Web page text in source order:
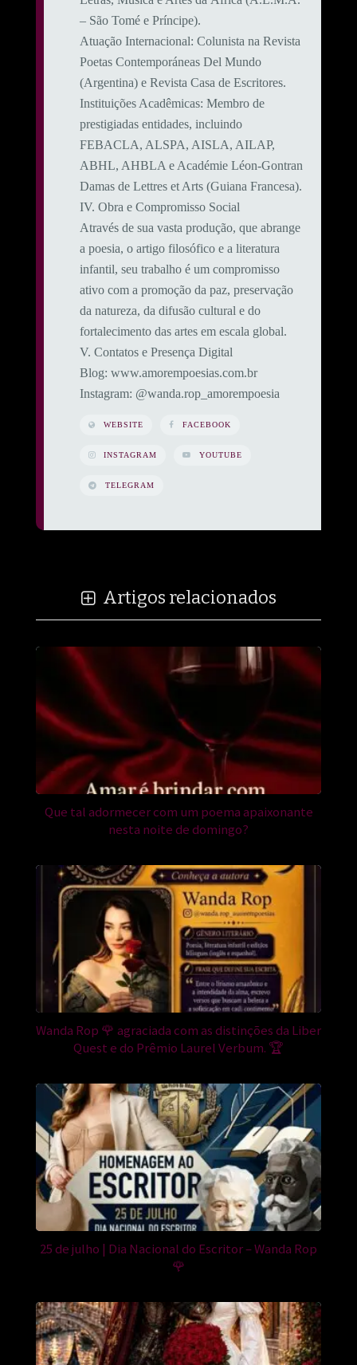
– São Tomé e Príncipe).
​Atuação Internacional: Colunista na Revista
Poetas Contemporáneas Del Mundo
(Argentina) e Revista Casa de Escritores.
​Instituições Acadêmicas: Membro de
prestigiadas entidades, incluindo
FEBACLA, ALSPA, AISLA, AILAP,
ABHL, AHBLA e Académie Léon-Gontran
Damas de Lettres et Arts (Guiana Francesa).
​IV. Obra e Compromisso Social
​Através de sua vasta produção, que abrange
a poesia, o artigo filosófico e a literatura
infantil, seu trabalho é um compromisso
ativo com a promoção da paz, preservação
da natureza, da difusão cultural e do
fortalecimento das artes em escala global.
​V. Contatos e Presença Digital
​Blog: www.amorempoesias.com.br
​Instagram: @wanda.rop_amorempoesia
WEBSITE FACEBOOK
INSTAGRAM YOUTUBE
TELEGRAM
Artigos relacionados
Que tal adormecer com um poema apaixonante
nesta noite de domingo?
Wanda Rop 🌹 agraciada com as distinções da Liber
Quest e do Prêmio Laurel Verbum. 🏆
25 de julho | Dia Nacional do Escritor – Wanda Rop
🌹